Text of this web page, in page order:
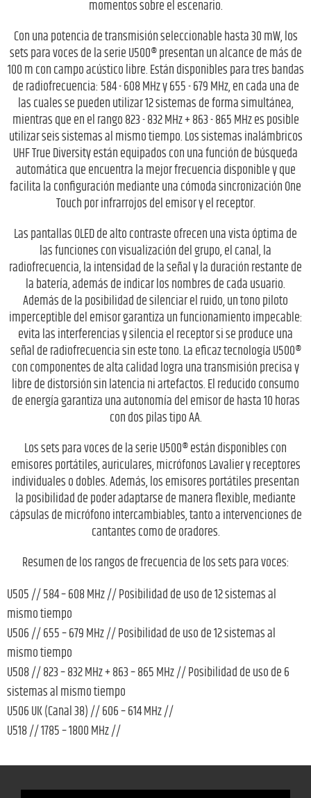
momentos sobre el escenario.
Con una potencia de transmisión seleccionable hasta 30 mW, los
sets para voces de la serie U500® presentan un alcance de más de
100 m con campo acústico libre. Están disponibles para tres bandas
de radiofrecuencia: 584 - 608 MHz y 655 - 679 MHz, en cada una de
las cuales se pueden utilizar 12 sistemas de forma simultánea,
mientras que en el rango 823 - 832 MHz + 863 - 865 MHz es posible
utilizar seis sistemas al mismo tiempo. Los sistemas inalámbricos
UHF True Diversity están equipados con una función de búsqueda
automática que encuentra la mejor frecuencia disponible y que
facilita la configuración mediante una cómoda sincronización One
Touch por infrarrojos del emisor y el receptor.
Las pantallas OLED de alto contraste ofrecen una vista óptima de
las funciones con visualización del grupo, el canal, la
radiofrecuencia, la intensidad de la señal y la duración restante de
la batería, además de indicar los nombres de cada usuario.
Además de la posibilidad de silenciar el ruido, un tono piloto
imperceptible del emisor garantiza un funcionamiento impecable:
evita las interferencias y silencia el receptor si se produce una
señal de radiofrecuencia sin este tono. La eficaz tecnología U500®
con componentes de alta calidad logra una transmisión precisa y
libre de distorsión sin latencia ni artefactos. El reducido consumo
de energía garantiza una autonomía del emisor de hasta 10 horas
con dos pilas tipo AA.
Los sets para voces de la serie U500® están disponibles con
emisores portátiles, auriculares, micrófonos Lavalier y receptores
individuales o dobles. Además, los emisores portátiles presentan
la posibilidad de poder adaptarse de manera flexible, mediante
cápsulas de micrófono intercambiables, tanto a intervenciones de
cantantes como de oradores.
Resumen de los rangos de frecuencia de los sets para voces:
U505 // 584 – 608 MHz // Posibilidad de uso de 12 sistemas al
mismo tiempo
U506 // 655 – 679 MHz // Posibilidad de uso de 12 sistemas al
mismo tiempo
U508 // 823 – 832 MHz + 863 – 865 MHz // Posibilidad de uso de 6
sistemas al mismo tiempo
U506 UK (Canal 38) // 606 – 614 MHz //
U518 // 1785 – 1800 MHz //